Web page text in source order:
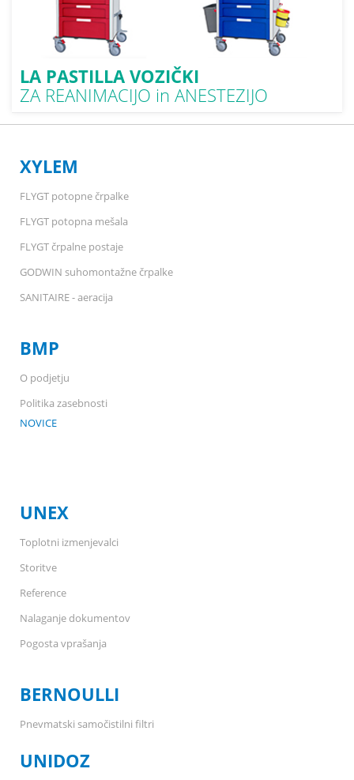
LA PASTILLA VOZIČKI
ZA REANIMACIJO in ANESTEZIJO
XYLEM
FLYGT potopne črpalke
FLYGT potopna mešala
FLYGT črpalne postaje
GODWIN suhomontažne črpalke
SANITAIRE - aeracija
BMP
O podjetju
Politika zasebnosti
NOVICE
UNEX
Toplotni izmenjevalci
Storitve
Reference
Nalaganje dokumentov
Pogosta vprašanja
BERNOULLI
Pnevmatski samočistilni filtri
UNIDOZ